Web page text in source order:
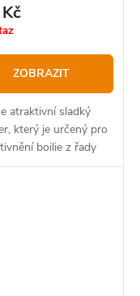
ZOBRAZIT
atraktivní sladký
který je určený pro
boilie z řady
Amur.